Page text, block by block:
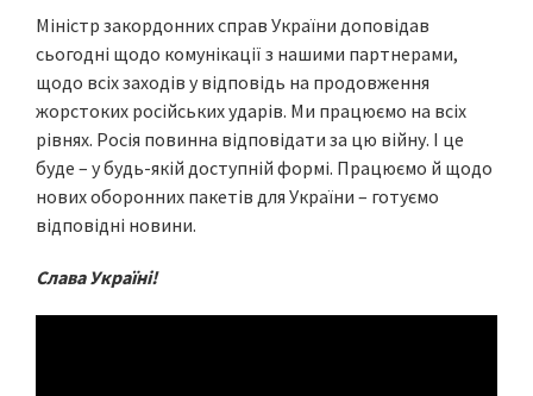
Міністр закордонних справ України доповідав
сьогодні щодо комунікації з нашими партнерами,
щодо всіх заходів у відповідь на продовження
жорстоких російських ударів. Ми працюємо на всіх
рівнях. Росія повинна відповідати за цю війну. І це
буде – у будь-якій доступній формі. Працюємо й щодо
нових оборонних пакетів для України – готуємо
відповідні новини.
Слава Україні!